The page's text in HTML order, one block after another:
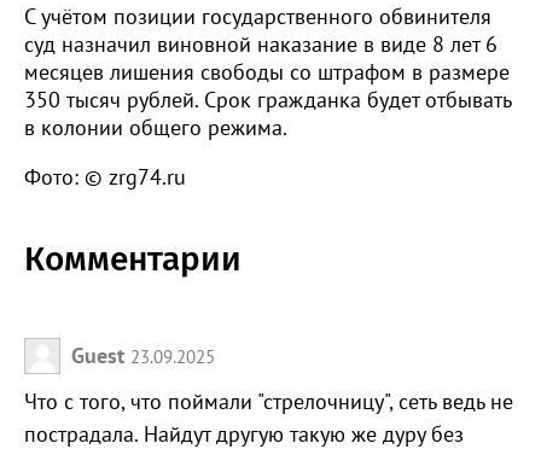
С учётом позиции государственного обвинителя
суд назначил виновной наказание в виде 8 лет 6
месяцев лишения свободы со штрафом в размере
350 тысяч рублей. Срок гражданка будет отбывать
в колонии общего режима.
Фото: © zrg74.ru
Комментарии
Guest 23.09.2025
Что с того, что поймали "стрелочницу", сеть ведь не
пострадала. Найдут другую такую же дуру без